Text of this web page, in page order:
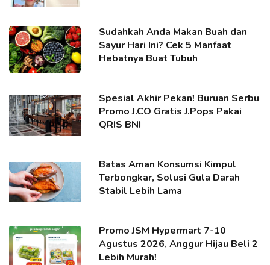
Sudahkah Anda Makan Buah dan
Sayur Hari Ini? Cek 5 Manfaat
Hebatnya Buat Tubuh
Spesial Akhir Pekan! Buruan Serbu
Promo J.CO Gratis J.Pops Pakai
QRIS BNI
Batas Aman Konsumsi Kimpul
Terbongkar, Solusi Gula Darah
Stabil Lebih Lama
Promo JSM Hypermart 7-10
Agustus 2026, Anggur Hijau Beli 2
Lebih Murah!